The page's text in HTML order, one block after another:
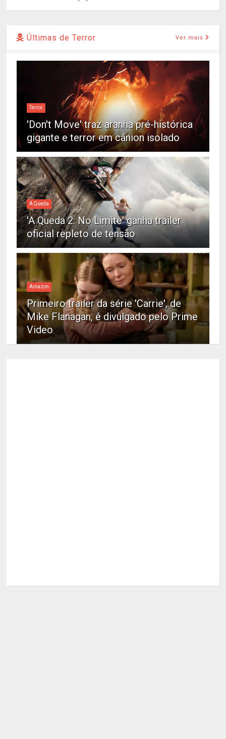
Últimas de Terror Ver mais
Terror
'Don't Move' traz aranha pré-histórica
gigante e terror em cânion isolado
A Queda
'A Queda 2: No Limite' ganha trailer
oficial repleto de tensão
Amazon
Primeiro trailer da série 'Carrie', de
Mike Flanagan, é divulgado pelo Prime
Video